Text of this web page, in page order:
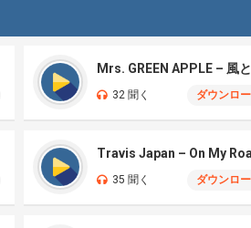
Mrs. GREEN APPLE – 風
32 聞く ダウンロ
Travis Japan – On My
35 聞く ダウンロ